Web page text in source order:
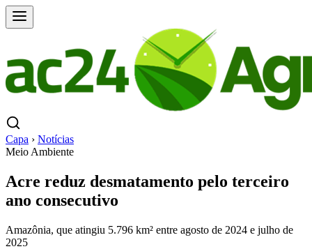
Capa › Notícias
Meio Ambiente
Acre reduz desmatamento pelo terceiro
ano consecutivo
Amazônia, que atingiu 5.796 km² entre agosto de 2024 e julho de
2025